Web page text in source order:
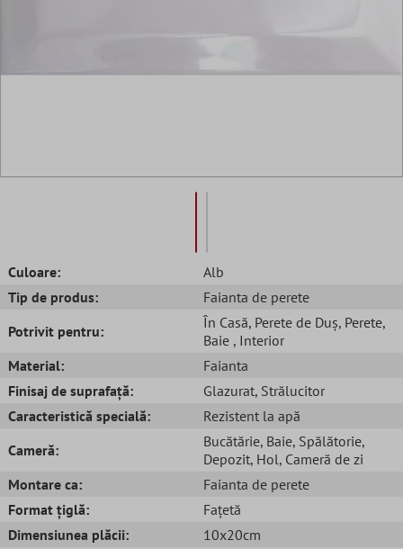
Culoare:
Alb
Tip de produs:
Faianta de perete
Potrivit pentru:
În Casă, Perete de Duș, Perete,
Baie , Interior
Material:
Faianta
Finisaj de suprafață:
Glazurat, Strălucitor
Caracteristică specială:
Rezistent la apă
Cameră:
Bucătărie, Baie, Spălătorie,
Depozit, Hol, Cameră de zi
Montare ca:
Faianta de perete
Format țiglă:
Fațetă
Dimensiunea plăcii:
10x20cm